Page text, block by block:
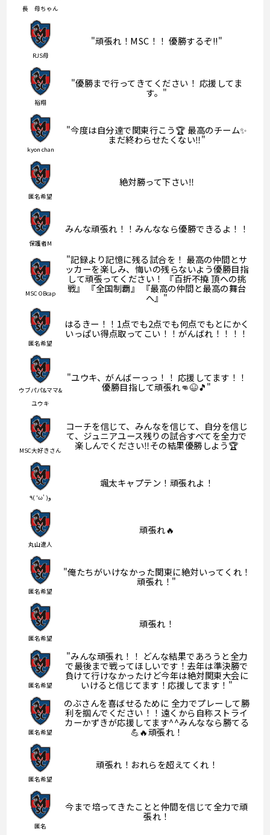
長 母ちゃん
RJS母
"頑張れ！MSC！！ 優勝するぞ!!"
裕翔
"優勝まで行ってきてください！ 応援してま
す。"
kyon chan
"今度は自分達で関東行こう🏆 最高のチーム✨
まだ終わらせたくない‼️"
匿名希望
絶対勝って下さい‼️
保護者M
みんな頑張れ！！みんななら優勝できるよ！！
MSC OBcap
"記録より記憶に残る試合を！ 最高の仲間とサ
ッカーを楽しみ、悔いの残らないよう優勝目指
して頑張ってください！ 『百折不撓 頂への挑
戦』 『全国制覇』 『最高の仲間と最高の舞台
へ』"
匿名希望
はるきー！！1点でも2点でも何点でもとにかく
いっぱい得点取ってこい！！がんばれ！！！！
ウブパパ&ママ&
ユウキ
"ユウキ、がんばーっっ！！ 応援してます！！
優勝目指して頑張れ👊😆🎵"
MSC大好きさん
コーチを信じて、みんなを信じて、自分を信じ
て、ジュニアユース残りの試合すべてを全力で
楽しんでください‼︎その結果優勝しよう🏆
٩( 'ω' )و
颯太キャプテン！頑張れよ！
丸山遼人
頑張れ🔥
匿名希望
"俺たちがいけなかった関東に絶対いってくれ！
頑張れ！"
匿名希望
頑張れ！
匿名希望
"みんな頑張れ！！ どんな結果であろうと全力
で最後まで戦ってほしいです！去年は準決勝で
負けて行けなかったけど今年は絶対関東大会に
いけると信じてます！応援してます！"
匿名希望
のぶさんを喜ばせるために 全力でプレーして勝
利を掴んでください！！遠くから自称ストライ
カーかずきが応援してます^^みんななら勝てる
💪🔥頑張れ！
匿名希望
頑張れ！おれらを超えてくれ！
匿名
今まで培ってきたことと仲間を信じて全力で頑
張れ！